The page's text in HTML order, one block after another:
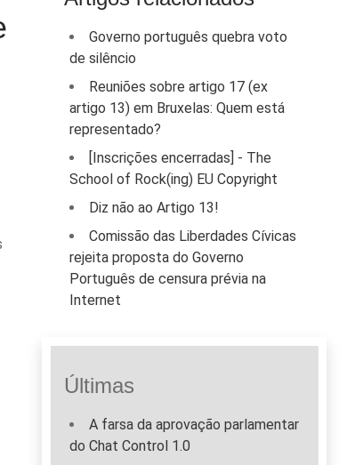
Governo português quebra voto
de silêncio
Reuniões sobre artigo 17 (ex
artigo 13) em Bruxelas: Quem está
representado?
[Inscrições encerradas] - The
School of Rock(ing) EU Copyright
Diz não ao Artigo 13!
Comissão das Liberdades Cívicas
rejeita proposta do Governo
Português de censura prévia na
Internet
Últimas
A farsa da aprovação parlamentar
do Chat Control 1.0